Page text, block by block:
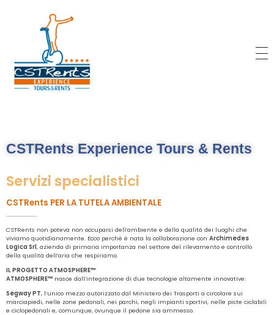
CSTRents Experience Tours & Rents
Servizi specialistici
CSTRents PER LA TUTELA AMBIENTALE
CSTRents non poteva non occuparsi dell’ambiente e della qualità dei luoghi che
viviamo quotidianamente. Ecco perchè è nata la collaborazione con Archimedes
Logica Srl , azienda di primaria importanza nel settore del rilevamento e controllo
della qualità dell’aria che respiriamo.
IL PROGETTO ATMOSPHERE™
ATMOSPHERE™ nasce dall’integrazione di due tecnologie altamente innovative:
Segway PT, l’unico mezzo autorizzato dal Ministero dei Trasporti a circolare sui
marciapiedi, nelle zone pedonali, nei parchi, negli impianti sportivi, nelle piste ciclabili
e ciclopedonali e, comunque, ovunque il pedone sia ammesso.